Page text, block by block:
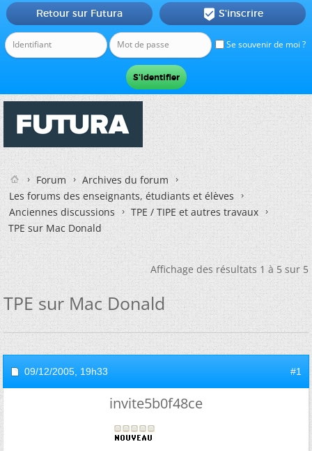
Se souvenir de moi ?
Retour sur Futura  S'inscrire
Forum
Archives du forum
Les forums des enseignants, étudiants et élèves
Anciennes discussions
TPE / TIPE et autres travaux
TPE sur Mac Donald
Affichage des résultats 1 à 5 sur 5
TPE sur Mac Donald
09/12/2005, 19h33 #1
invite5b0f48ce